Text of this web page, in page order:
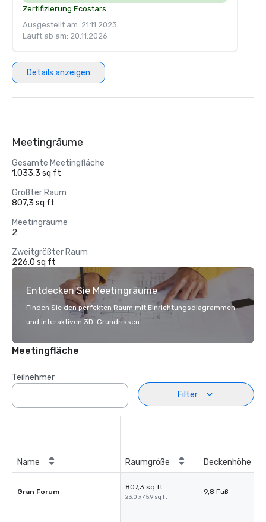
Zertifizierung:Ecostars
Ausgestellt am: 21.11.2023
Läuft ab am: 20.11.2026
Details anzeigen
Meetingräume
Gesamte Meetingfläche
1.033,3 sq ft
Größter Raum
807,3 sq ft
Meetingräume
2
Zweitgrößter Raum
226,0 sq ft
Entdecken Sie Meetingräume
Finden Sie den perfekten Raum mit Einrichtungsdiagrammen
und interaktiven 3D-Grundrissen.
Meetingfläche
Teilnehmer
Filter
Name Raumgröße Deckenhöhe
Gran Forum
807,3 sq ft
23,0 x 45,9 sq ft
9,8 Fuß